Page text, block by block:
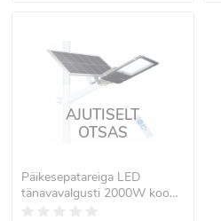
AJUTISELT
OTSAS
Päikesepatareiga LED
tänavavalgusti 2000W koos